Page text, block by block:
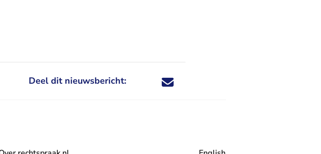
Deel dit nieuwsbericht: Deel dit nieuwsbericht via X - U verlaat
Deel dit nieuwsbericht via Facebook - U
Deel dit nieuwsbericht via e-mail
Deel dit nieuwsbericht via LinkedIn - U